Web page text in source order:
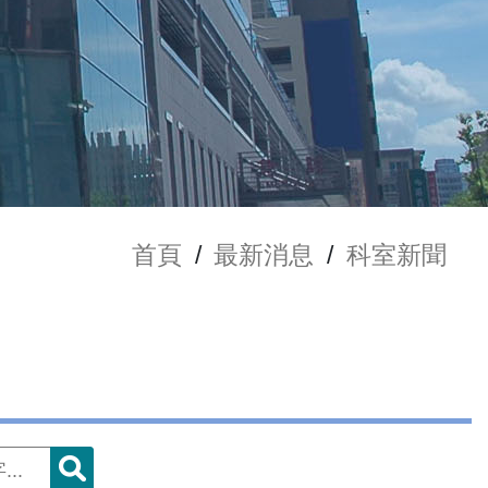
首頁 / 最新消息 / 科室新聞